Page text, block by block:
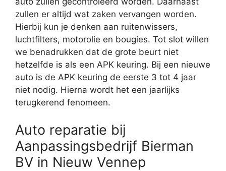
zullen er altijd wat zaken vervangen worden.
Hierbij kun je denken aan ruitenwissers,
luchtfilters, motorolie en bougies. Tot slot willen
we benadrukken dat de grote beurt niet
hetzelfde is als een APK keuring. Bij een nieuwe
auto is de APK keuring de eerste 3 tot 4 jaar
niet nodig. Hierna wordt het een jaarlijks
terugkerend fenomeen.
Auto reparatie bij
Aanpassingsbedrijf Bierman
BV in Nieuw Vennep